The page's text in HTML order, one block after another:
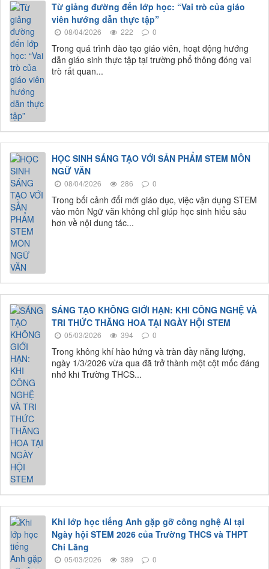
Từ giảng đường đến lớp học: “Vai trò của giáo
viên hướng dẫn thực tập”
08/04/2026 222 0
Trong quá trình đào tạo giáo viên, hoạt động hướng
dẫn giáo sinh thực tập tại trường phổ thông đóng vai
trò rất quan...
HỌC SINH SÁNG TẠO VỚI SẢN PHẨM STEM MÔN
NGỮ VĂN
08/04/2026 286 0
Trong bối cảnh đổi mới giáo dục, việc vận dụng STEM
vào môn Ngữ văn không chỉ giúp học sinh hiểu sâu
hơn về nội dung tác...
SÁNG TẠO KHÔNG GIỚI HẠN: KHI CÔNG NGHỆ VÀ
TRI THỨC THĂNG HOA TẠI NGÀY HỘI STEM
05/03/2026 394 0
Trong không khí hào hứng và tràn đầy năng lượng,
ngày 1/3/2026 vừa qua đã trở thành một cột mốc đáng
nhớ khi Trường THCS...
Khi lớp học tiếng Anh gặp gỡ công nghệ AI tại
Ngày hội STEM 2026 của Trường THCS và THPT
Chi Lăng
05/03/2026 389 0